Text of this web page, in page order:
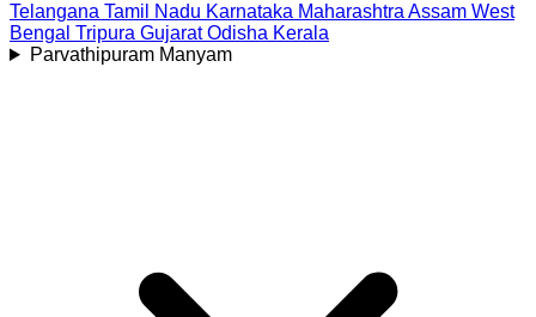
Telangana Tamil Nadu Karnataka Maharashtra Assam West
Bengal Tripura Gujarat Odisha Kerala
Parvathipuram Manyam